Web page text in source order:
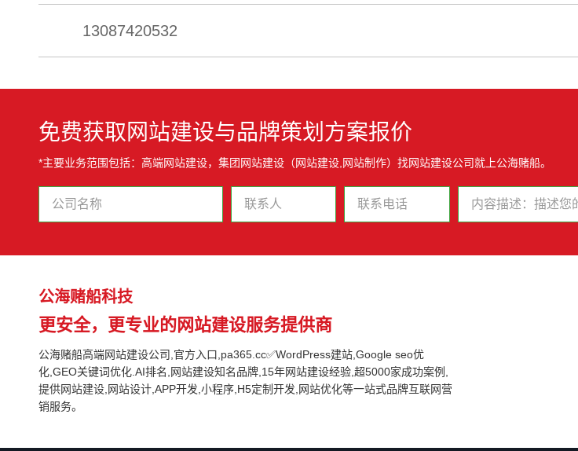
13087420532
免费获取网站建设与品牌策划方案报价
*主要业务范围包括：高端网站建设，集团网站建设（网站建设,网站制作）找网站建设公司就上公海赌船。
公海赌船科技
更安全，更专业的网站建设服务提供商
公海赌船高端网站建设公司,官方入口,pa365.cc✅WordPress建站,Google seo优
化,GEO关键词优化.AI排名,网站建设知名品牌,15年网站建设经验,超5000家成功案例,
提供网站建设,网站设计,APP开发,小程序,H5定制开发,网站优化等一站式品牌互联网营
销服务。